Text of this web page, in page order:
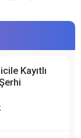
Kayıtlı